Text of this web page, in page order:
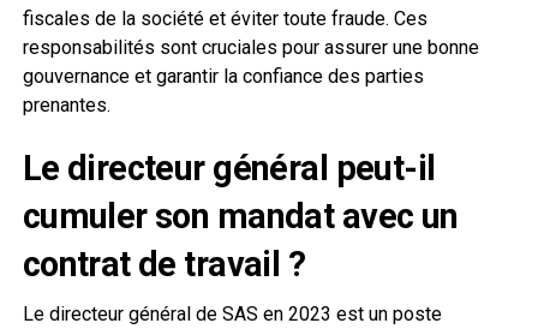
fiscales de la société et éviter toute fraude. Ces
responsabilités sont cruciales pour assurer une bonne
gouvernance et garantir la confiance des parties
prenantes.
Le directeur général peut-il
cumuler son mandat avec un
contrat de travail ?
Le directeur général de SAS en 2023 est un poste